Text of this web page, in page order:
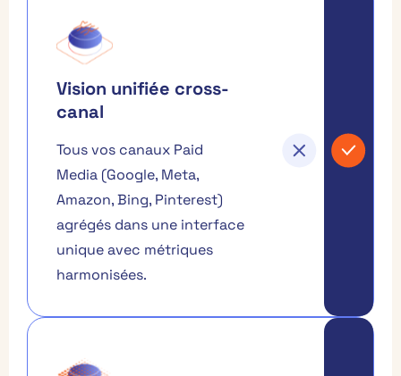
Vision unifiée cross-
canal
Tous vos canaux Paid
Media (Google, Meta,
Amazon, Bing, Pinterest)
agrégés dans une interface
unique avec métriques
harmonisées.